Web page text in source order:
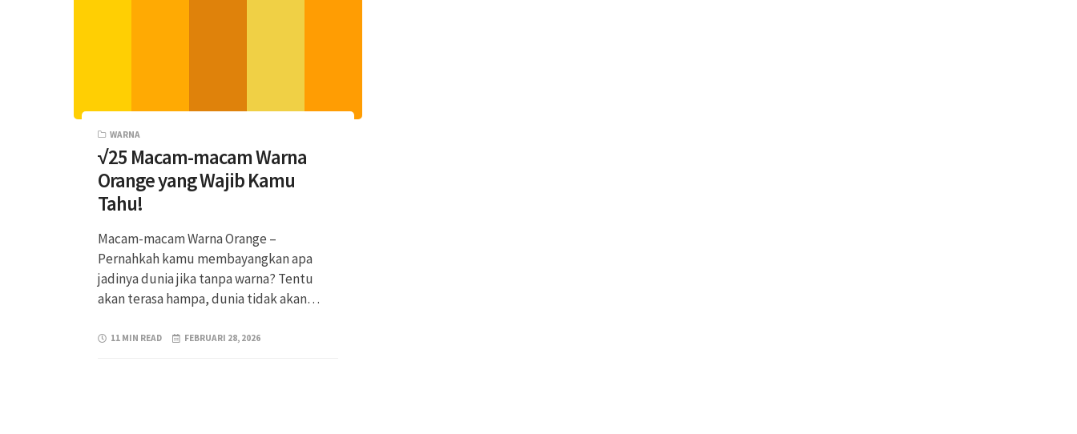
WARNA
√25 Macam-macam Warna
Orange yang Wajib Kamu
Tahu!
Macam-macam Warna Orange –
Pernahkah kamu membayangkan apa
jadinya dunia jika tanpa warna? Tentu
akan terasa hampa, dunia tidak akan…
11 MIN READ FEBRUARI 28, 2026